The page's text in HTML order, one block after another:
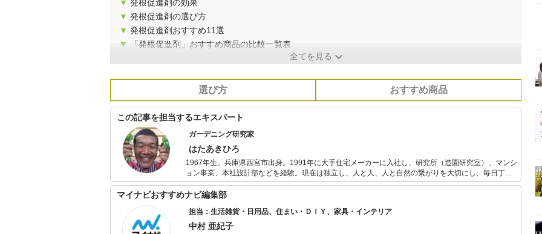
▼ 発根促進剤の効果
▼ 発根促進剤の選び方
▼ 発根促進剤おすすめ11選
▼
「発根促進剤」おすすめ商品の比較一覧表
全てを見る
選び方 おすすめ商品
この記事を担当するエキスパート
ガーデニング研究家
はたあきひろ
1967年生。兵庫県西宮市出身。1991年に大手住宅メーカーに入社し、研究所（造園研究室）、マンシ
ョン事業、本社設計部などを経験。現在は独立し、人と人、人と自然の繋がりを大切にし、毎日丁寧
に暮らすことを提案する『庭暮らし研究所』を設立。 奈良市で草屋根の家に暮らしながら、家族５人
分のお米と野菜をつくり、自給生活を送る。NHK総合テレビ「ぐるっと関西おひるまえ」では、野菜
YouTubeチャンネル「園芸研究家はたさんの野菜づくりチャンネル」を発信。
マイナビおすすめナビ編集部
担当：生活雑貨・日用品、住まい・ＤＩＹ、家具・インテリア
中村 亜紀子